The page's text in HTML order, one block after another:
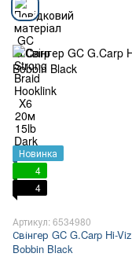
Новинка
4
4
Артикул: 6534980
Свінгер GC G.Carp Hi-Viz
Bobbin Black